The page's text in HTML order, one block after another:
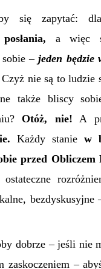
się zapytać:
a więc
sobie –jeden będzie
Czyż nie są to ludzie
także bliscy
Otóż, nie! A
Każdy staniew
przed Obliczem
dobrze – jeśli nie
zaskoczeniem –